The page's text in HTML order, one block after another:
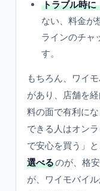
トラブル時に
ない、料金が
ラインのチャ
す。
もちろん、ワイ
があり、店舗を
料の面で有利に
できる人はオン
で安心を買う」と
選べるのが、格
が、ワイモバイ